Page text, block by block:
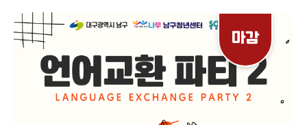
다른 프로그램의 참여가 제한될 수 있습니다. 일정을 다시 한번 확인 해주세
요. ✿------- 특 강 내 용 ------- ✿ ?11월 9일 토요일? 12:00 ~
14:00 ㅣ취업 NOW '인사 전문가'와 함께하는 토크콘서트 14:00 ~
16:00 ㅣ취업 유튜버 '강민혁' 초청 특강 16:00 ~ 18:00 ㅣ호감을 줄 수
있는 면접 스피치 ?11월 10일 일요일? 12:00 ~ 14:00 ㅣ취업 NOW '직
무 현직자'와 함께하는 직무-토크콘서트 14:00 ~ 16:00 ㅣ사회 초년생, 바
마감